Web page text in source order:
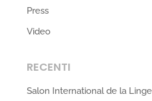
Press
Video
RECENTI
Salon International de la